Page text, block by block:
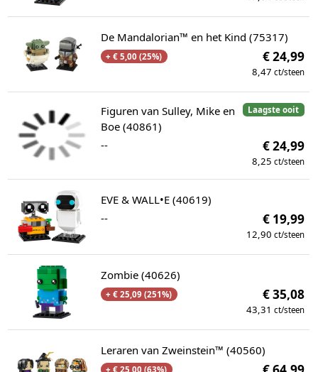
De Mandalorian™ en het Kind (75317)
+ € 5,00 (25%) € 24,99
8,47 ct/steen
Laagste ooit
Figuren van Sulley, Mike en
Boe (40861)
--
€ 24,99
8,25 ct/steen
EVE & WALL•E (40619)
--
€ 19,99
12,90 ct/steen
Zombie (40626)
+ € 25,09 (251%) € 35,08
43,31 ct/steen
Leraren van Zweinstein™ (40560)
+ € 25,00 (63%)